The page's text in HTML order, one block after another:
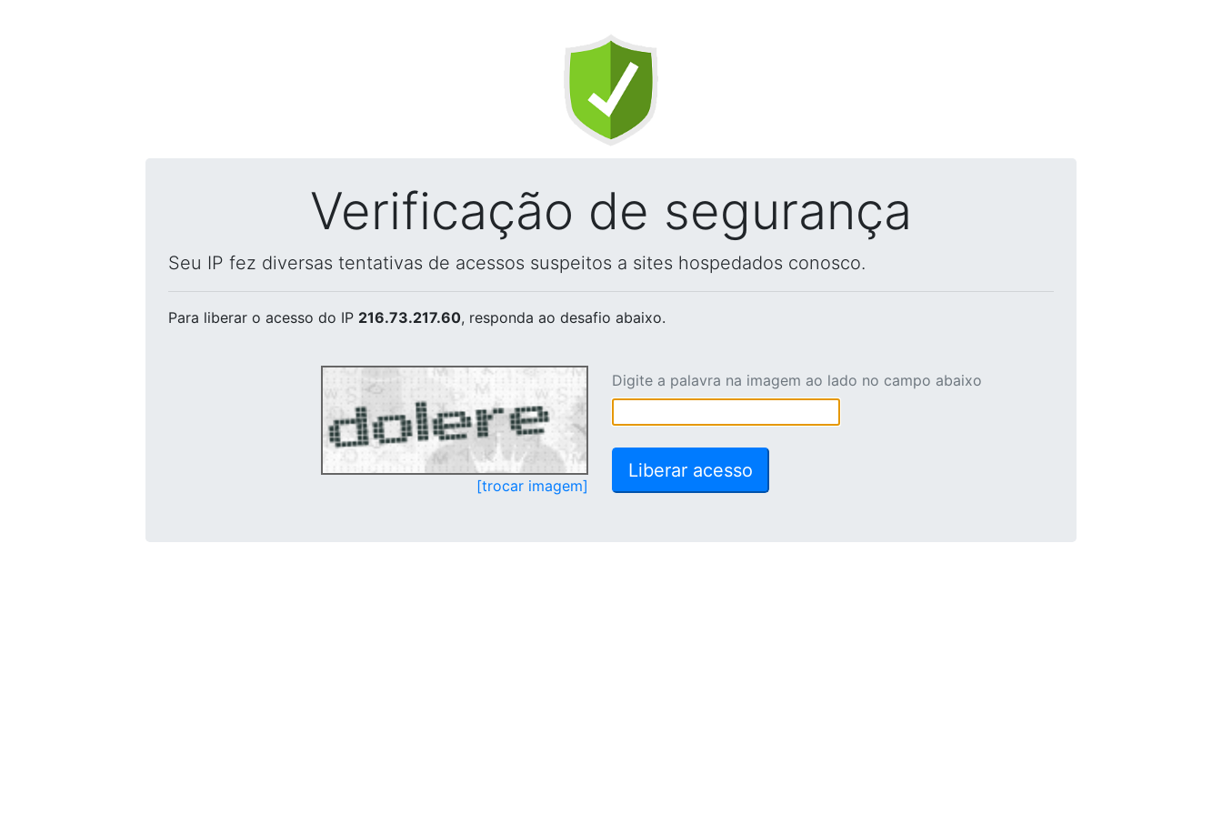
Verificação de segurança
Seu IP fez diversas tentativas de acessos suspeitos a sites hospedados conosco.
Para liberar o acesso do IP 216.73.217.60, responda ao desafio abaixo.
[trocar imagem]
Digite a palavra na imagem ao lado no campo abaixo